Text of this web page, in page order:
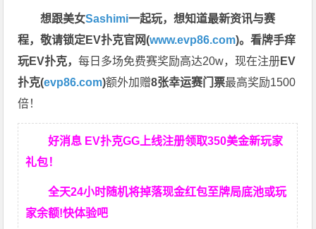
想跟美女Sashimi一起玩，想知道最新资讯与赛
程，敬请锁定EV扑克官网(www.evp86.com)。看牌手痒
玩EV扑克，每日多场免费赛奖励高达20w，现在注册EV
扑克(evp86.com)额外加赠8张幸运赛门票最高奖励1500
倍！
好消息 EV扑克GG上线注册领取350美金新玩家
礼包！
全天24小时随机将掉落现金红包至牌局底池或玩
家余额!快体验吧